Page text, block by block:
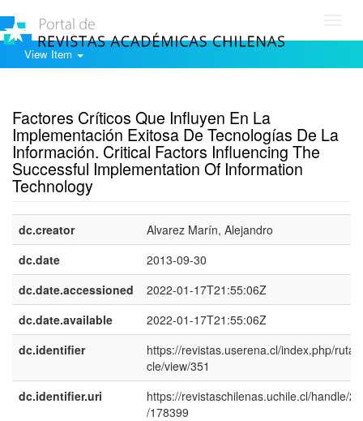
View Item
Factores Críticos Que Influyen En La
Implementación Exitosa De Tecnologías De La
Información. Critical Factors Influencing The
Successful Implementation Of Information
Technology
dc.creator
Alvarez Marín, Alejandro
dc.date
2013-09-30
dc.date.accessioned
2022-01-17T21:55:06Z
dc.date.available
2022-01-17T21:55:06Z
dc.identifier
https://revistas.userena.cl/index.php/ruta/
cle/view/351
dc.identifier.uri
https://revistaschilenas.uchile.cl/handle/
/178399